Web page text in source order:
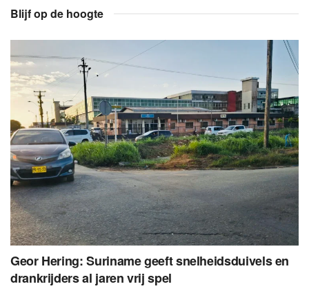
Blijf op de hoogte
Geor Hering: Suriname geeft snelheidsduivels en
drankrijders al jaren vrij spel